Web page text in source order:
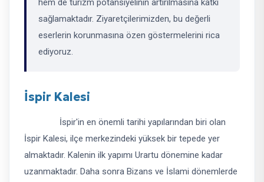
hem de turizm potansiyelinin artırılmasına katkı
sağlamaktadır. Ziyaretçilerimizden, bu değerli
eserlerin korunmasına özen göstermelerini rica
ediyoruz.
İspir Kalesi
İspir'in en önemli tarihi yapılarından biri olan
İspir Kalesi, ilçe merkezindeki yüksek bir tepede yer
almaktadır. Kalenin ilk yapımı Urartu dönemine kadar
uzanmaktadır. Daha sonra Bizans ve İslami dönemlerde